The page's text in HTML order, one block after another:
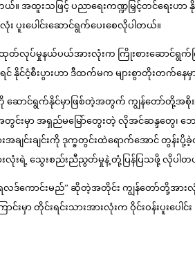
ထူးသဖြင့် ပညာရေးကဏ္ဍမြှင့်တင်ရေးဟာ
ပူးပေါင်းဆောင်ရွက်ပေးစေလိုပါတယ်။
တ်လုပ်မှုနယ်ပယ်အားလုံးက ကြိုးစားဆောင်
င်ငံ့စီးပွားဟာ ဒီထက်မက များစွာတိုးတက်န
ကို ဆောင်ရွက်နိုင်မှာဖြစ်တဲ့အတွက် ကျွန်တော်တို့
အတွင်းမှာ အရှည်မမြော်တွေးတဲ့ လိုအင်ဆန္ဒ
ချင်းချင်းကို ဒုက္ခတွင်းထဲရောက်အောင် တွ
းလုံးရဲ့ သွေးစည်းညီညွတ်မှုနဲ့ တုံ့ပြန်ပြသဖို့ လိုပါတ
မှ ရလဒ်ကောင်းမည်” ဆိုတဲ့အတိုင်း ကျွန်တော်တို့အ
တိုင်းရင်းသားအားလုံးက ဝိုင်းဝန်းပူးပေါင်း